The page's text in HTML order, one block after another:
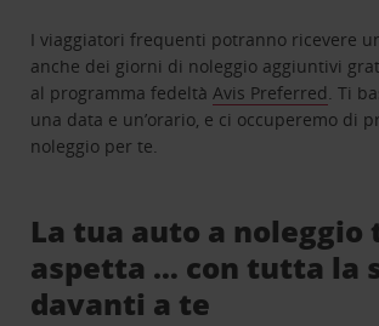
I viaggiatori frequenti potranno ricevere
anche dei giorni di noleggio aggiuntivi
al programma fedeltàAvis Preferred. Ti
una data e un’orario, e ci occuperemo di
noleggio per te.
La tua auto a noleggio
aspetta … con tutta la
davanti a te